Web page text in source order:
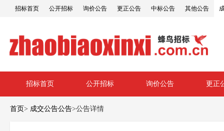
招标首页 公开招标 询价公告 更正公告 中标公告 其他公告
招标首页 公开招标 询价公告 更正
首页> 成交公告公告>公告详情